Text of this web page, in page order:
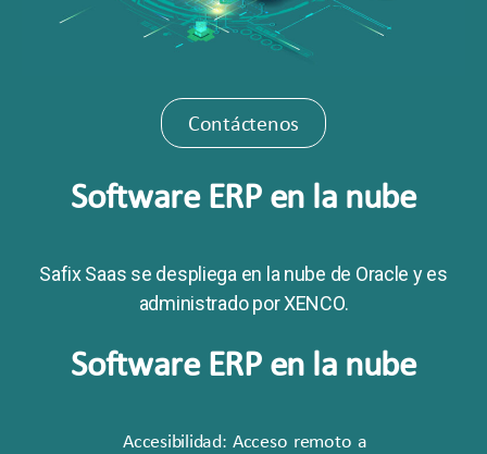
Contáctenos
Software ERP en la nube
Safix Saas se despliega en la nube de Oracle y es
administrado por XENCO.
Software ERP en la nube
Accesibilidad: Acceso remoto a